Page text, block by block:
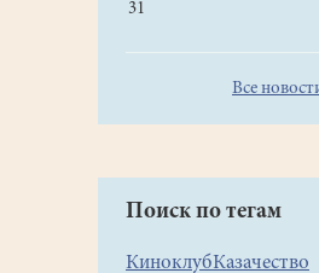
31
Все
Поиск по тегам
КиноклубКазачество